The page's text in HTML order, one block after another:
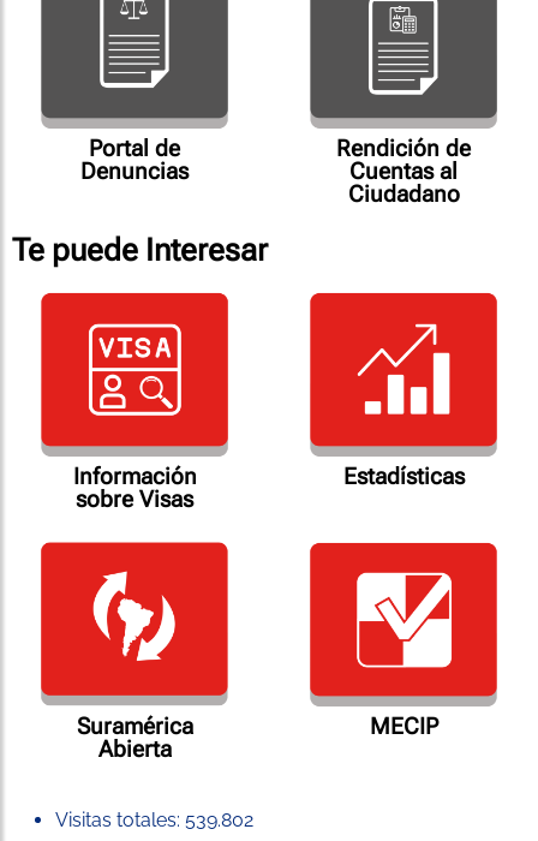
Portal de
Denuncias
Rendición de
Cuentas al
Ciudadano
Te puede Interesar
Información
sobre Visas
Estadísticas
Suramérica
Abierta
MECIP
Visitas totales: 539.802